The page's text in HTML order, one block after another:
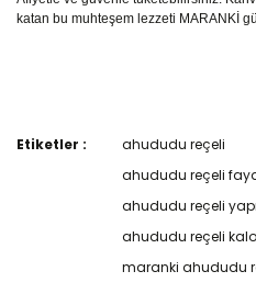
katan bu muhteşem lezzeti MARANKİ
Bu ürüne ilk
Yorum
Bu ürünün fiyat bilgisi, resim,
konularda yetersiz
kullanarak tarafımıza
Görüş ve önerileriniz için
Ürün resmi kalitesiz, bozuk
Etiketler : ahududu reçeli
ahududu reçeli
ahududu reçeli
ahududu reçeli
maranki ahududu